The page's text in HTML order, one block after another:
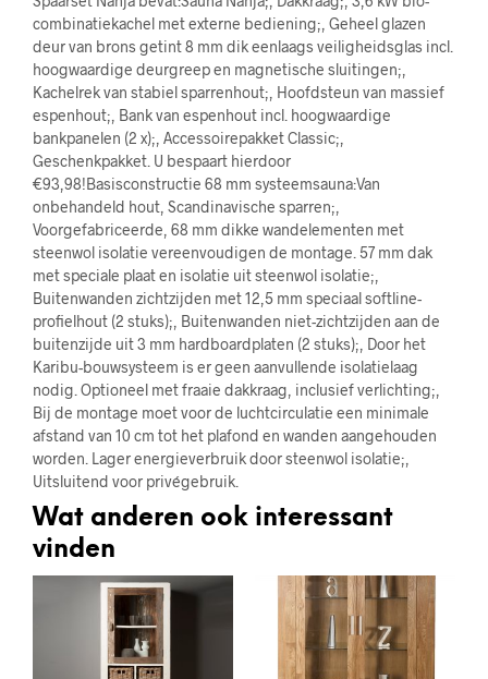
combinatiekachel met externe bediening;, Geheel glazen
deur van brons getint 8 mm dik eenlaags veiligheidsglas incl.
hoogwaardige deurgreep en magnetische sluitingen;,
Kachelrek van stabiel sparrenhout;, Hoofdsteun van massief
espenhout;, Bank van espenhout incl. hoogwaardige
bankpanelen (2 x);, Accessoirepakket Classic;,
Geschenkpakket. U bespaart hierdoor
€93,98!Basisconstructie 68 mm systeemsauna:Van
onbehandeld hout, Scandinavische sparren;,
Voorgefabriceerde, 68 mm dikke wandelementen met
steenwol isolatie vereenvoudigen de montage. 57 mm dak
met speciale plaat en isolatie uit steenwol isolatie;,
Buitenwanden zichtzijden met 12,5 mm speciaal softline-
profielhout (2 stuks);, Buitenwanden niet-zichtzijden aan de
buitenzijde uit 3 mm hardboardplaten (2 stuks);, Door het
Karibu-bouwsysteem is er geen aanvullende isolatielaag
nodig. Optioneel met fraaie dakkraag, inclusief verlichting;,
Bij de montage moet voor de luchtcirculatie een minimale
afstand van 10 cm tot het plafond en wanden aangehouden
worden. Lager energieverbruik door steenwol isolatie;,
Uitsluitend voor privégebruik.
Wat anderen ook interessant
vinden